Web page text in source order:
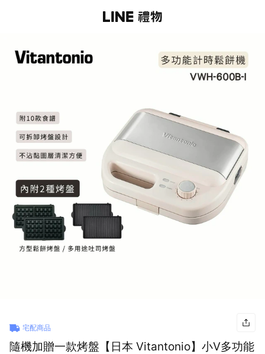
宅配商品
隨機加贈一款烤盤【日本 Vitantonio】小V多功能